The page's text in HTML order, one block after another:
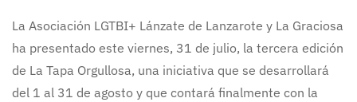
La Asociación LGTBI+ Lánzate de Lanzarote y La Graciosa
ha presentado este viernes, 31 de julio, la tercera edición
de La Tapa Orgullosa, una iniciativa que se desarrollará
del 1 al 31 de agosto y que contará finalmente con la